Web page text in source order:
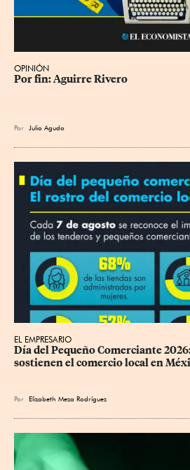
OPINIÓN
Por fin: Aguirre Rivero
Por Julio Agudo
EL EMPRESARIO
Día del Pequeño Comerciante
sostienen el comercio local en
Por Elizabeth Meza Rodríguez